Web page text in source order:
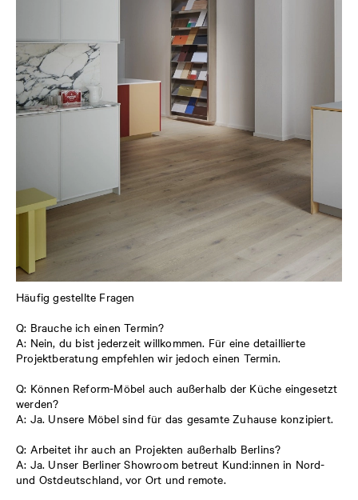
Häufig gestellte Fragen
Q: Brauche ich einen Termin?
A: Nein, du bist jederzeit willkommen. Für eine detaillierte
Projektberatung empfehlen wir jedoch einen Termin.
Q: Können Reform-Möbel auch außerhalb der Küche eingesetzt
werden?
A: Ja. Unsere Möbel sind für das gesamte Zuhause konzipiert.
Q: Arbeitet ihr auch an Projekten außerhalb Berlins?
A: Ja. Unser Berliner Showroom betreut Kund:innen in Nord-
und Ostdeutschland, vor Ort und remote.